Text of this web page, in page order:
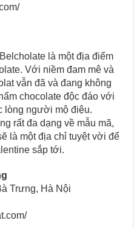
là một địa điểm
Với niềm đam mê và
vẫn đã và đang không
chocolate độc đáo với
lòng người mộ điệu.
rất đa dạng về mẫu mã,
là một địa chỉ tuyệt vời để
sắp tới.
Trưng, Hà Nội